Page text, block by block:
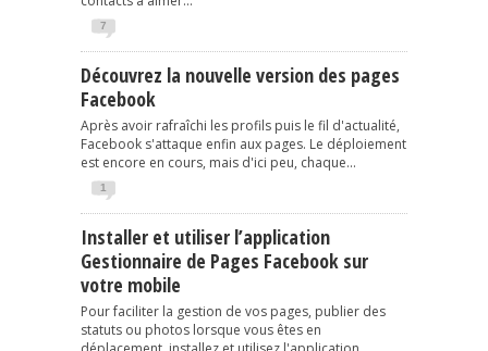
7
Découvrez la nouvelle version des pages
Facebook
Après avoir rafraîchi les profils puis le fil d'actualité,
Facebook s'attaque enfin aux pages. Le déploiement
est encore en cours, mais d'ici peu, chaque...
1
Installer et utiliser l’application
Gestionnaire de Pages Facebook sur
votre mobile
Pour faciliter la gestion de vos pages, publier des
statuts ou photos lorsque vous êtes en